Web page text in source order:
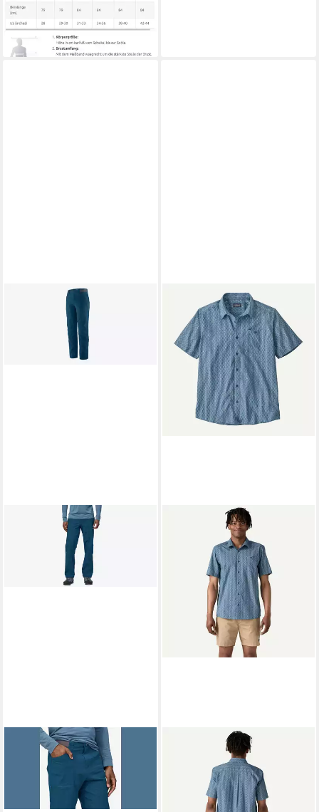
40,00 €
UVP 45,00 €
-11%
lieferbar - in 3-4 Werktagen bei dir
PATAGONIA
Outdoorhose M's Venga Rock
Pants - Reg
120,00 €
lieferbar - in 3-4 Werktagen bei dir
Kurzarmhemd M's Go To Shirt
UVP80,00 €
lieferbar - in 3-4 Werktagen bei dir